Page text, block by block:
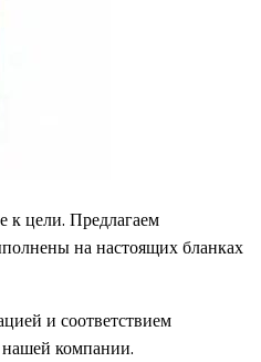
к цели. Предлагаем
на настоящих бланках
и соответствием
компании.